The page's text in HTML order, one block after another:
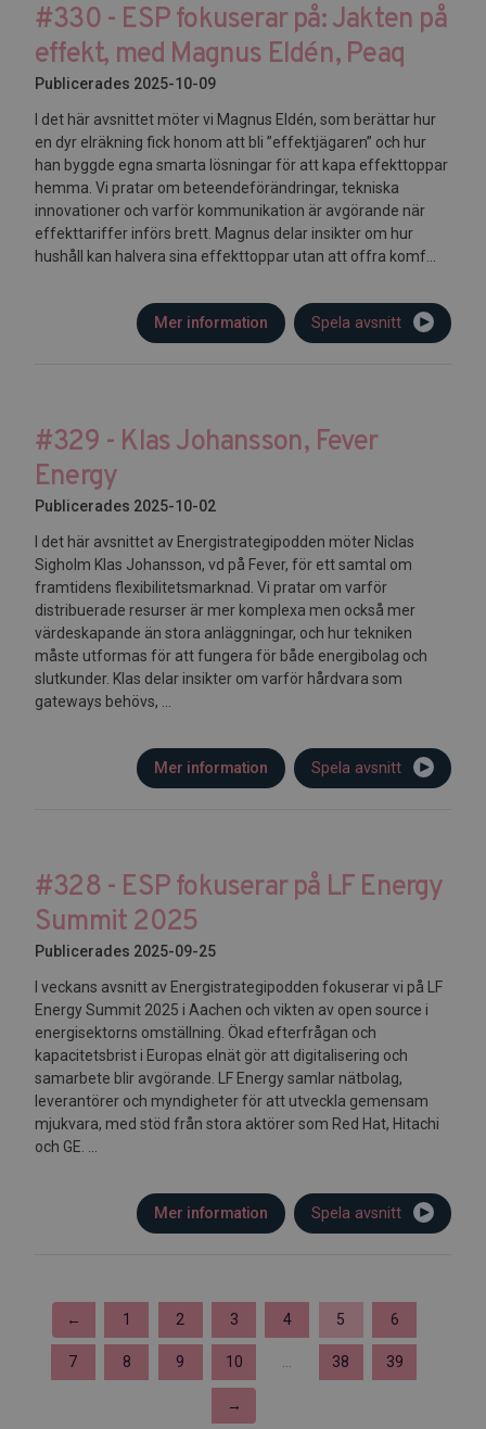
#330 - ESP fokuserar på: Jakten på
effekt, med Magnus Eldén, Peaq
Publicerades 2025-10-09
I det här avsnittet möter vi Magnus Eldén, som berättar hur
en dyr elräkning fick honom att bli ”effektjägaren” och hur
han byggde egna smarta lösningar för att kapa effekttoppar
hemma. Vi pratar om beteendeförändringar, tekniska
innovationer och varför kommunikation är avgörande när
effekttariffer införs brett. Magnus delar insikter om hur
hushåll kan halvera sina effekttoppar utan att offra komf...
Spela avsnitt
Mer information
#329 - Klas Johansson, Fever
Energy
Publicerades 2025-10-02
I det här avsnittet av Energistrategipodden möter Niclas
Sigholm Klas Johansson, vd på Fever, för ett samtal om
framtidens flexibilitetsmarknad. Vi pratar om varför
distribuerade resurser är mer komplexa men också mer
värdeskapande än stora anläggningar, och hur tekniken
måste utformas för att fungera för både energibolag och
slutkunder. Klas delar insikter om varför hårdvara som
gateways behövs, ...
Spela avsnitt
Mer information
#328 - ESP fokuserar på LF Energy
Summit 2025
Publicerades 2025-09-25
I veckans avsnitt av Energistrategipodden fokuserar vi på LF
Energy Summit 2025 i Aachen och vikten av open source i
energisektorns omställning. Ökad efterfrågan och
kapacitetsbrist i Europas elnät gör att digitalisering och
samarbete blir avgörande. LF Energy samlar nätbolag,
leverantörer och myndigheter för att utveckla gemensam
mjukvara, med stöd från stora aktörer som Red Hat, Hitachi
och GE. ...
Spela avsnitt
Mer information
← 1 2 3 4 5 6
7 8 9 10 ... 38 39
→